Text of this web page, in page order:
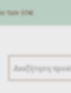
των 50€